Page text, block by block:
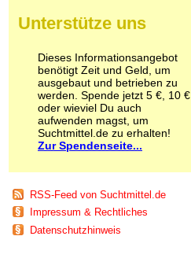
Opium
Poppers
Psychopharmaka
Schlafmittel
Schmerzmittel
Schnüffelstoffe
Spice
Sucht / Süchte
Alkoholsucht
Arbeitssucht
Computersucht
Ess-Brechsucht
Essstörungen
Unterstütze uns
Dieses Informationsangebot
benötigt Zeit und Geld, um
ausgebaut und betrieben zu
werden. Spende jetzt 5 €, 10 €
oder wieviel Du auch
aufwenden magst, um
Suchtmittel.de zu erhalten!
Zur Spendenseite...
RSS-Feed von Suchtmittel.de
Impressum & Rechtliches
Datenschutzhinweis